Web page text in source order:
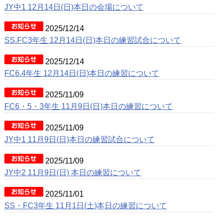
JY中1 12月14日(日)本日の会場について
2025/12/14
SS.FC3年生 12月14日(日)本日の練習試合について
2025/12/14
FC6.4年生 12月14日(日)本日の練習について
2025/11/09
FC6・5・3年生 11月9日(日)本日の練習について
2025/11/09
JY中1 11月9日(日)本日の練習試合について
2025/11/09
JY中2 11月9日(日) 本日の練習について
2025/11/01
SS・FC3年生 11月1日(土)本日の練習について